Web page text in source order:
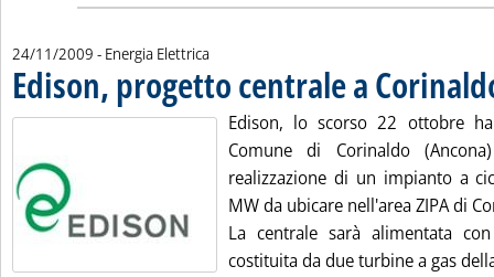
24/11/2009 - Energia Elettrica
Edison, progetto centrale a
Edison, lo scorso 22 ottobre
Comune di Corinaldo
realizzazione di un impianto a
MW da ubicare nell'area ZIPA di
La centrale sarà alimentata
costituita da due turbine a gas